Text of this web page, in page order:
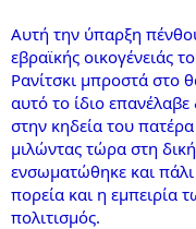
Αυτή την ύπαρξη
εβραϊκής οικογένειάς
Ρανίτσκι μπροστά στο
αυτό το ίδιο
στην κηδεία του
μιλώντας τώρα στη
ενσωματώθηκε και
πορεία και η
πολιτισμός.